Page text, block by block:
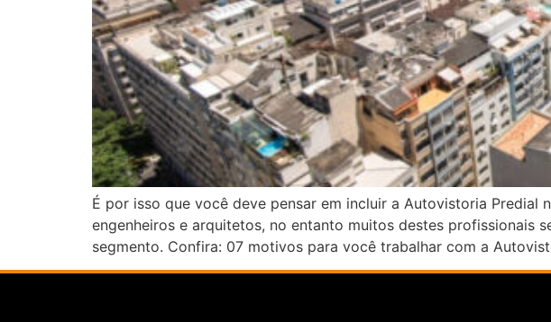
É por isso que você deve pensar em incluir a Autovistoria
engenheiros e arquitetos, no entanto muitos destes profissionais
segmento. Confira: 07 motivos para você trabalhar com a